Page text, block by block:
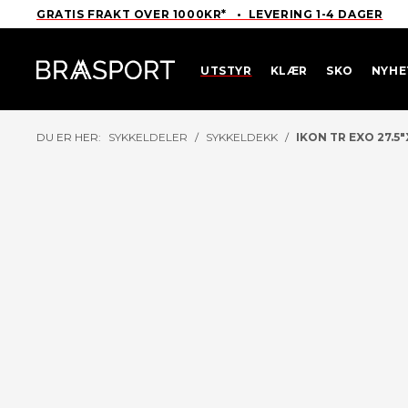
GRATIS FRAKT OVER 1000KR* • LEVERING 1-4 DAGER
UTSTYR KLÆR SKO
DU ER HER: SYKKELDELER / SYKKELDEKK / IKON TR EXO